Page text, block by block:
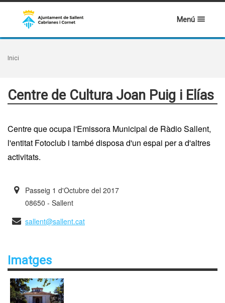
Menú
Inici
Centre de Cultura Joan Puig i Elías
Centre que ocupa l'Emissora Municipal de Ràdio Sallent,
l'entitat Fotoclub i també disposa d'un espai per a d'altres
activitats.
Passeig 1 d'Octubre del 2017
08650 - Sallent
sallent@sallent.cat
Imatges